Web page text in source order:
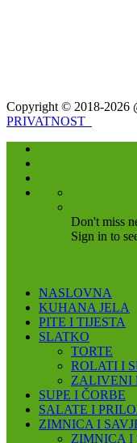
Copyright © 2018-2026
PRIVATNOST
Don't miss
Sign in to
NASLOVNA
KUHANA JELA
PITE I TIJESTA
SLATKO
TORTE
ROLATI I
ZALIVENI
SUPE I ČORBE
SALATE I
ZIMNICA I
ZIMNICA I